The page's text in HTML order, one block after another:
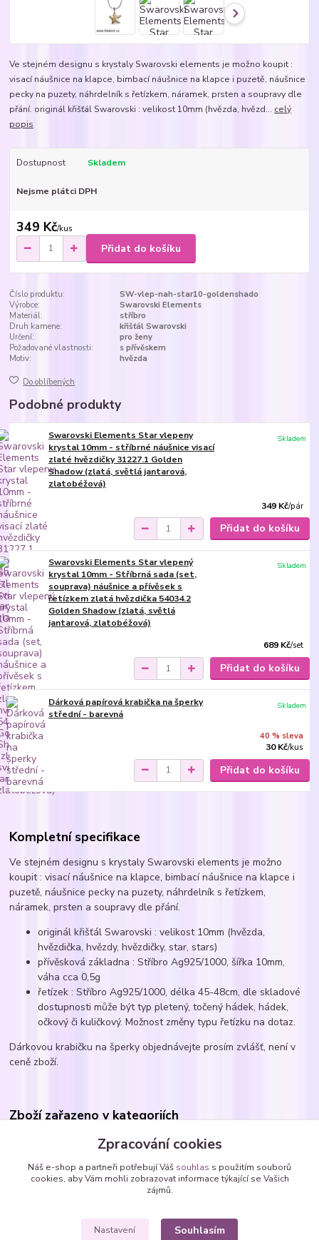
Ve stejném designu s krystaly Swarovski elements je možno koupit :
visací náušnice na klapce, bimbací náušnice na klapce i puzetě, náušnice
pecky na puzety, náhrdelník s řetízkem, náramek, prsten a soupravy dle
přání. originál křišťál Swarovski : velikost 10mm (hvězda, hvězd... celý
popis
Dostupnost Skladem
Nejsme plátci DPH
349 Kč/kus
Přidat do košíku
Číslo produktu:
SW-vlep-nah-star10-goldenshado
Výrobce:
Swarovski Elements
Materiál:
stříbro
Druh kamene:
křišťál Swarovski
Určení:
pro ženy
Požadované vlastnosti:
s přívěskem
Motiv:
hvězda
Do oblíbených
Podobné produkty
Swarovski Elements Star vlepeny
krystal 10mm - stříbrné náušnice visací
zlaté hvězdičky 31227.1 Golden
Shadow (zlatá, světlá jantarová,
zlatobéžová)
349 Kč/pár
Skladem
Přidat do košíku
Swarovski Elements Star vlepený
krystal 10mm - Stříbrná sada (set,
souprava) náušnice a přívěsek s
řetízkem zlatá hvězdička 54034.2
Golden Shadow (zlatá, světlá
jantarová, zlatobéžová)
689 Kč/set
Skladem
Přidat do košíku
Dárková papírová krabička na šperky
střední - barevná
40 % sleva
30 Kč/kus
Skladem
Přidat do košíku
Kompletní specifikace
Ve stejném designu s krystaly Swarovski elements je možno
koupit : visací náušnice na klapce, bimbací náušnice na klapce i
puzetě, náušnice pecky na puzety, náhrdelník s řetízkem,
náramek, prsten a soupravy dle přání.
originál křišťál Swarovski : velikost 10mm (hvězda,
hvězdička, hvězdy, hvězdičky, star, stars)
přívěsková základna : Stříbro Ag925/1000, šířka 10mm,
váha cca 0,5g
řetízek : Stříbro Ag925/1000, délka 45-48cm, dle skladové
dostupnosti může být typ pletený, točený hádek, hádek,
očkový či kuličkový. Možnost změny typu řetízku na dotaz.
Dárkovou krabičku na šperky objednávejte prosím zvlášť, není v
ceně zboží.
Zboží zařazeno v kategoriích
Náhrdelníky DĚTSKÉ
Náhrdelníky - vlepené SWAROVSKI krystaly
Zpracování cookies
Náš e-shop a partneři potřebují Váš souhlas s použitím souborů
cookies, aby Vám mohli zobrazovat informace týkající se Vašich
zájmů.
Nastavení Souhlasím